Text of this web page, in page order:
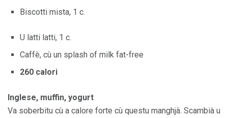
Biscotti mista, 1 c.
U latti latti, 1 c.
Caffè, cù un splash of milk fat-free
260 calori
Inglese, muffin, yogurt
Va soberbitu cù a calore forte cù questu manghjà. Scambià u